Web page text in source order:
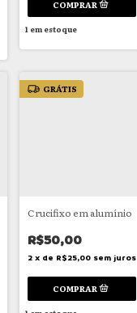
1em estoque
GRÁTIS
Crucifixo em alumínio
R$50,00
2 x de R$25,00 sem juros